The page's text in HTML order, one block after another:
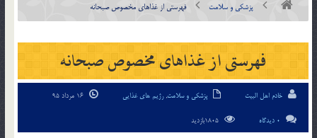
پزشکی و سلامت فهرستی از غذاهای مخصوص صبحانه
فهرستی از غذاهای مخصوص صبحانه
خادم اهل البیت پزشکی و سلامت,رژیم های غذایی
0 دیدگاه